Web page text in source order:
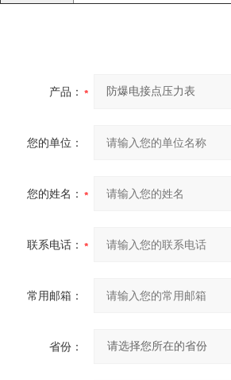
产品：
您的单位：
您的姓名：
联系电话：
常用邮箱：
省份：